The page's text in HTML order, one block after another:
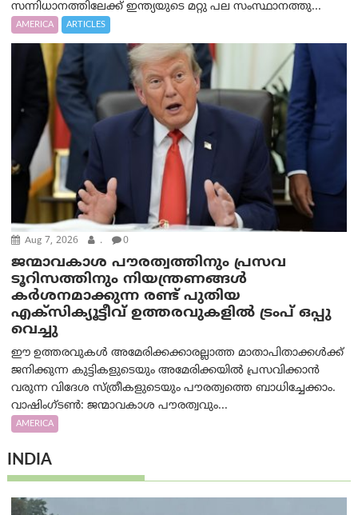
സന്നിധാനത്തിലേക്ക് ഇന്ത്യയുടെ മറ്റു പല സംസ്ഥാനത്തു...
AMERICA ARTICLES
Aug 7, 2026 . 0
ജന്മാവകാശ പൗരത്വത്തിനും പ്രസവ
ടൂറിസത്തിനും നിയന്ത്രണങ്ങൾ
കർശനമാക്കുന്ന രണ്ട് പുതിയ
എക്സിക്യൂട്ടീവ് ഉത്തരവുകളിൽ ട്രംപ് ഒപ്പു
വെച്ചു
ഈ ഉത്തരവുകൾ അമേരിക്കക്കാരല്ലാത്ത മാതാപിതാക്കൾക്ക്
ജനിക്കുന്ന കുട്ടികളുടെയും അമേരിക്കയിൽ പ്രസവിക്കാൻ
വരുന്ന വിദേശ സ്ത്രീകളുടെയും പൗരത്വത്തെ ബാധിച്ചേക്കാം.
വാഷിംഗ്ടണ്‍: ജന്മാവകാശ പൗരത്വവും...
AMERICA
INDIA